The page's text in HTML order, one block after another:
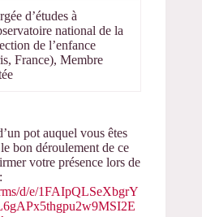
d’études à
national de la
de l’enfance
France), Membre
pot auquel vous êtes
bon déroulement de ce
votre présence lors de
d/e/1FAIpQLSeXbgrY